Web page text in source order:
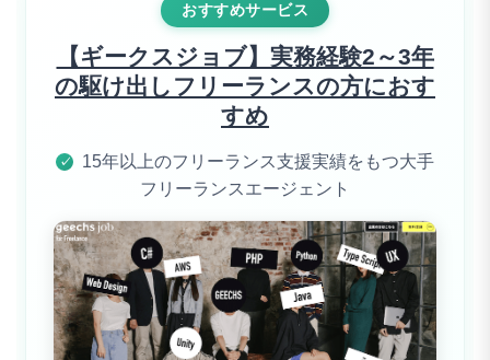
おすすめサービス
【ギークスジョブ】実務経験2～3年
の駆け出しフリーランスの方におす
すめ
✓
15年以上のフリーランス支援実績をもつ大手
フリーランスエージェント